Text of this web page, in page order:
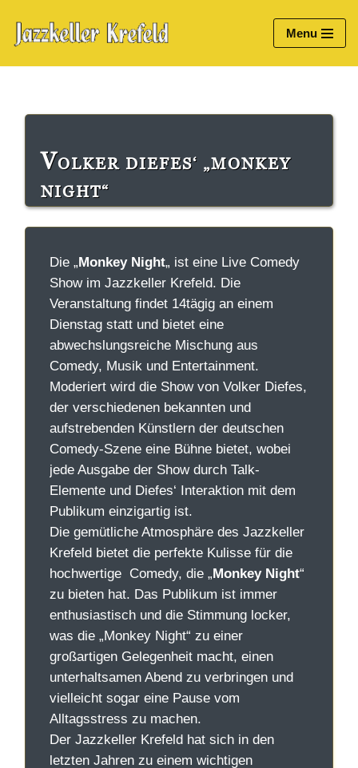
Zum
Menu
VOLKER DIEFES‘ „MONKEY
NIGHT“
Die „Monkey Night„ ist eine Live Comedy
Show im Jazzkeller Krefeld. Die
Veranstaltung findet 14tägig an einem
Dienstag statt und bietet eine
abwechslungsreiche Mischung aus
Comedy, Musik und Entertainment.
Moderiert wird die Show von Volker Diefes,
der verschiedenen bekannten und
aufstrebenden Künstlern der deutschen
Comedy-Szene eine Bühne bietet, wobei
jede Ausgabe der Show durch Talk-
Elemente und Diefes‘ Interaktion mit dem
Publikum einzigartig ist.
Die gemütliche Atmosphäre des Jazzkeller
Krefeld bietet die perfekte Kulisse für die
hochwertige Comedy, die „Monkey Night“
zu bieten hat. Das Publikum ist immer
enthusiastisch und die Stimmung locker,
was die „Monkey Night“ zu einer
großartigen Gelegenheit macht, einen
unterhaltsamen Abend zu verbringen und
vielleicht sogar eine Pause vom
Alltagsstress zu machen.
Der Jazzkeller Krefeld hat sich in den
letzten Jahren zu einem wichtigen